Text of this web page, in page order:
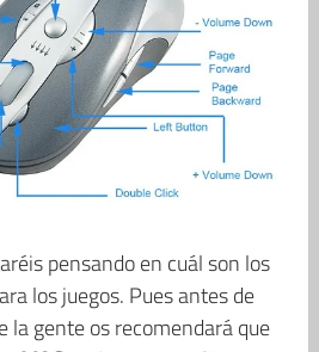
pensando en cuál son los
los juegos. Pues antes de
la gente os recomendará que